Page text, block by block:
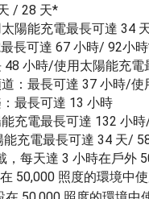
/ 28 天*
陽能充電最長可達 34
長可達 67 小時/ 92小
48 小時/使用太陽能充
：最長可達 37 小時/
最長可達 13 小時
充電最長可達 132 小
能充電最長可達 34 天/
每天達 3 小時在戶外
50,000 照度的環境中使